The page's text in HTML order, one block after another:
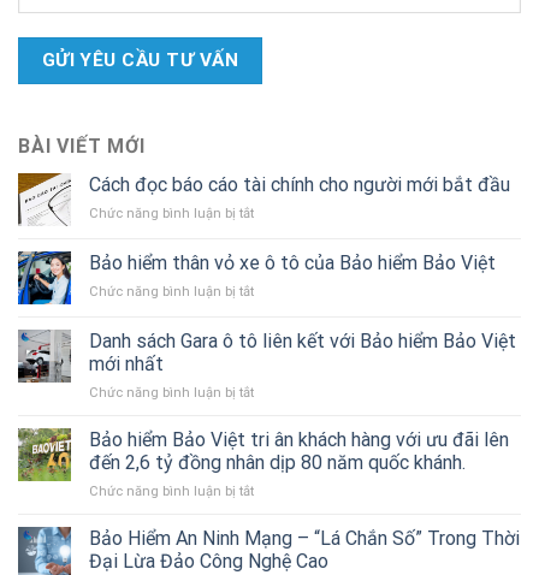
BÀI VIẾT MỚI
Cách đọc báo cáo tài chính cho người mới bắt đầu
Chức năng bình luận bị tắtở
đọc
báo
cáo
chính
mới
đầu
Bảo hiểm thân vỏ xe ô tô của Bảo hiểm Bảo Việt
Chức năng bình luận bị tắtở
hiểm
thân
xe
tô
của
Bảo
hiểm
Việt
Danh sách Gara ô tô liên kết với Bảo hiểm Bảo Việt
mới nhất
Chức năng bình luận bị tắtở
sách
Gara
ô
tô
kết
với
Bảo hiểm Bảo Việt tri ân khách hàng với ưu đãi lên
đến 2,6 tỷ đồng nhân dịp 80 năm quốc khánh.
Chức năng bình luận bị tắtở
hiểm
Bảo
Bảo Hiểm An Ninh Mạng – “Lá Chắn Số” Trong Thời
Đại Lừa Đảo Công Nghệ Cao